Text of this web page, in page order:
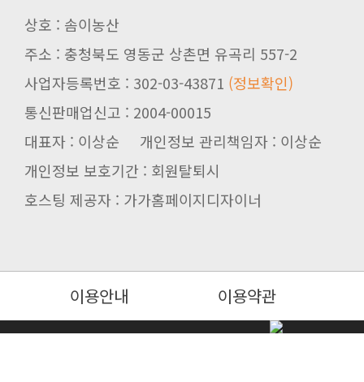
상호 : 솜이농산
주소 : 충청북도 영동군 상촌면 유곡리 557-2
사업자등록번호 : 302-03-43871 (정보확인)
통신판매업신고 : 2004-00015
대표자 : 이상순 개인정보 관리책임자 : 이상순
개인정보 보호기간 : 회원탈퇴시
호스팅 제공자 : 가가홈페이지디자이너
이용안내 이용약관